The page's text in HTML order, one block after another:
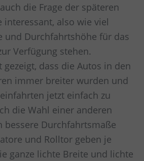
die Frage der späteren
interessant, also wie viel
und Durchfahrtshöhe für das
Verfügung stehen.
gezeigt, dass die Autos in den
immer breiter wurden und
jetzt einfach zu
die Wahl einer anderen
bessere Durchfahrtsmaße
und Rolltor geben je
ganze lichte Breite und lichte